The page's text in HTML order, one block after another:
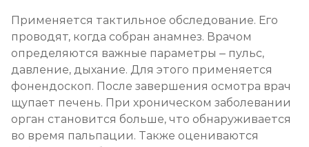
Кодирование препаратом Тетлонг 250
от 4 500 ₽ Записаться
Кодирование Колме
от 5 000 ₽ Записаться
Кодирование с провокацией
Применяется тактильное обследование. Его
проводят, когда собран анамнез. Врачом
определяются важные параметры – пульс,
давление, дыхание. Для этого применяется
фонендоскоп. После завершения осмотра врач
щупает печень. При хроническом заболевании
орган становится больше, что обнаруживается
во время пальпации. Также оцениваются